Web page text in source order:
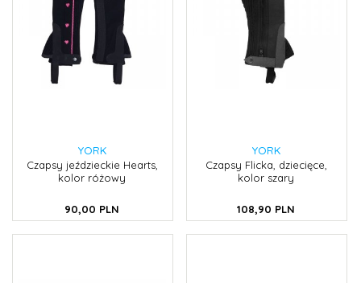
YORK
Czapsy jeździeckie Hearts,
kolor różowy
90,00 PLN
YORK
Czapsy Flicka, dziecięce,
kolor szary
108,90 PLN